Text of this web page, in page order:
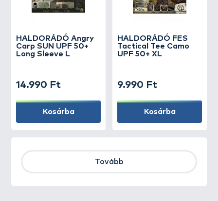
HALDORÁDÓ Angry
Carp SUN UPF 50+
Long Sleeve L
14.990 Ft
Kosárba
HALDORÁDÓ FES
Tactical Tee Camo
UPF 50+ XL
9.990 Ft
Kosárba
Tovább